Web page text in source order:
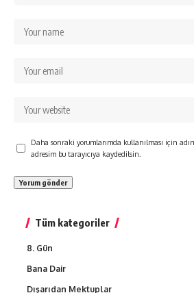
Daha sonraki yorumlarımda kullanılması için
adresim bu tarayıcıya kaydedilsin.
Tüm kategoriler
8. Gün
Bana Dair
Dışarıdan Mektuplar